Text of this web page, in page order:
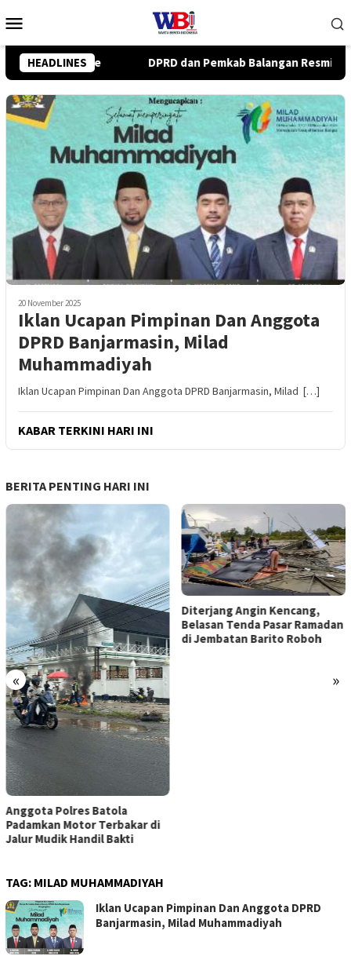
ke
Mobile
HEADLINES
Resmi Setujui Raperda Perubahan APBD 2026
20 November 2025
Iklan Ucapan Pimpinan Dan Anggota
DPRD Banjarmasin, Milad
Muhammadiyah
Iklan Ucapan Pimpinan Dan Anggota DPRD Banjarmasin, Milad […]
KABAR TERKINI HARI INI
BERITA PENTING HARI INI
« »
Anggota Polres Batola
Padamkan Motor Terbakar di
Jalur Mudik Handil Bakti
Diterjang Angin Kencang,
Belasan Tenda Pasar Ramadan
di Jembatan Barito Roboh
TAG: MILAD MUHAMMADIYAH
Iklan Ucapan Pimpinan Dan Anggota DPRD
Banjarmasin, Milad Muhammadiyah